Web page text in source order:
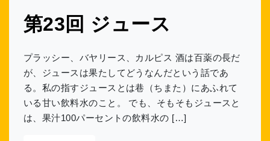
第23回 ジュース
プラッシー、バヤリース、カルピス 酒は百薬の長だ
が、ジュースは果たしてどうなんだという話であ
る。私の指すジュースとは巷（ちまた）にあふれて
いる甘い飲料水のこと。 でも、そもそもジュースと
は、果汁100パーセントの飲料水の […]